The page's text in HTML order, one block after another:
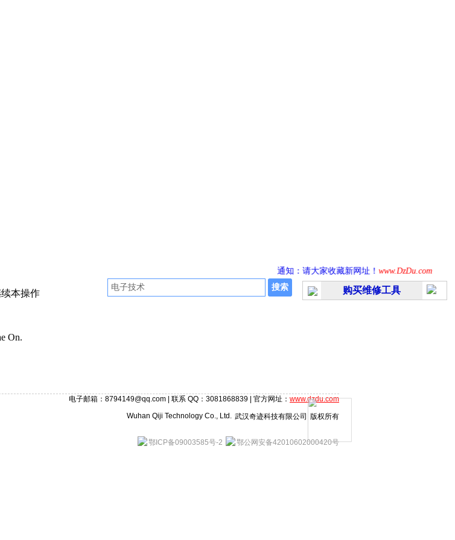
通知：请大家收藏新网址！www.DzDu.com
购买维修工具
本操作
On.
电子邮箱：8794149@qq.com | 联系 QQ：3081868839 | 官方网址： www.dzdu.com
Wuhan Qiji Technology Co., Ltd. 武汉奇迹科技有限公司 版权所有
鄂ICP备09003585号-2 鄂公网安备42010602000420号